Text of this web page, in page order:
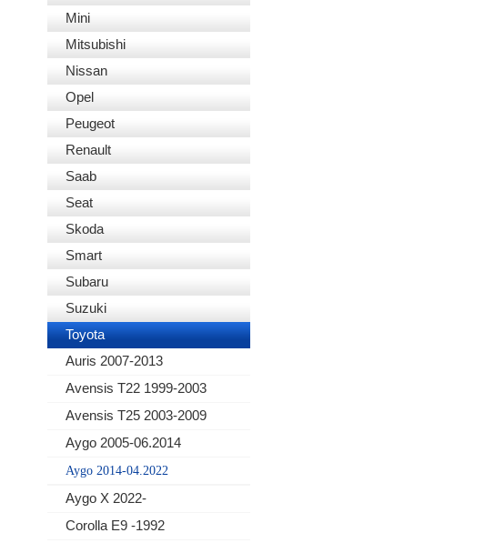
Mini
Mitsubishi
Nissan
Opel
Peugeot
Renault
Saab
Seat
Skoda
Smart
Subaru
Suzuki
Toyota
Auris 2007-2013
Avensis T22 1999-2003
Avensis T25 2003-2009
Aygo 2005-06.2014
Aygo 2014-04.2022
Aygo X 2022-
Corolla E9 -1992